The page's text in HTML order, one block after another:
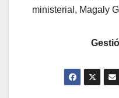
ministerial, Magaly